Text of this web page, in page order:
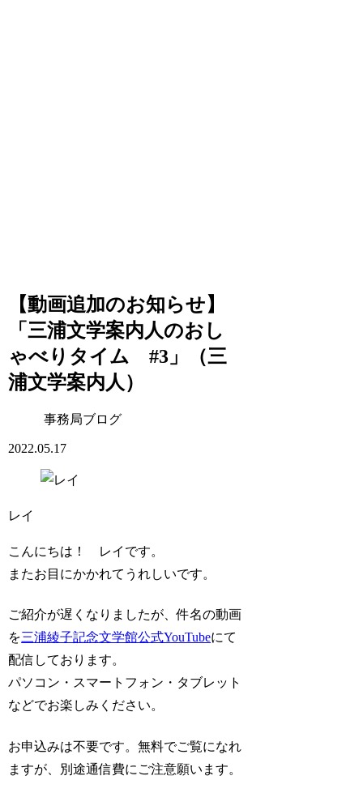
【動画追加のお知らせ】
「三浦文学案内人のおし
ゃべりタイム #3」（三
浦文学案内人）
事務局ブログ
2022.05.17
レイ
こんにちは！ レイです。
またお目にかかれてうれしいです。
ご紹介が遅くなりましたが、件名の動画
を三浦綾子記念文学館公式YouTubeにて
配信しております。
パソコン・スマートフォン・タブレット
などでお楽しみください。
お申込みは不要です。無料でご覧になれ
ますが、別途通信費にご注意願います。